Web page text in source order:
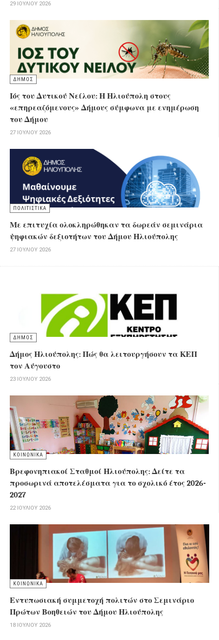
29 ΙΟΥΛΊΟΥ 2026
ΔΗΜΟΣ
Ιός του Δυτικού Νείλου: Η Ηλιούπολη στους
«επηρεαζόμενους» Δήμους σύμφωνα με ενημέρωση
του Δήμου
27 ΙΟΥΛΊΟΥ 2026
ΠΟΛΙΤΙΣΤΙΚΑ
Με επιτυχία ολοκληρώθηκαν τα δωρεάν σεμινάρια
ψηφιακών δεξιοτήτων του Δήμου Ηλιούπολης
27 ΙΟΥΛΊΟΥ 2026
ΔΗΜΟΣ
Δήμος Ηλιούπολης: Πώς θα λειτουργήσουν τα ΚΕΠ
τον Αύγουστο
23 ΙΟΥΛΊΟΥ 2026
ΚΟΙΝΩΝΙΚΑ
Βρεφονηπιακοί Σταθμοί Ηλιούπολης: Δείτε τα
προσωρινά αποτελέσματα για το σχολικό έτος 2026-
2027
22 ΙΟΥΛΊΟΥ 2026
ΚΟΙΝΩΝΙΚΑ
Εντυπωσιακή συμμετοχή πολιτών στο Σεμινάριο
Πρώτων Βοηθειών του Δήμου Ηλιούπολης
18 ΙΟΥΛΊΟΥ 2026